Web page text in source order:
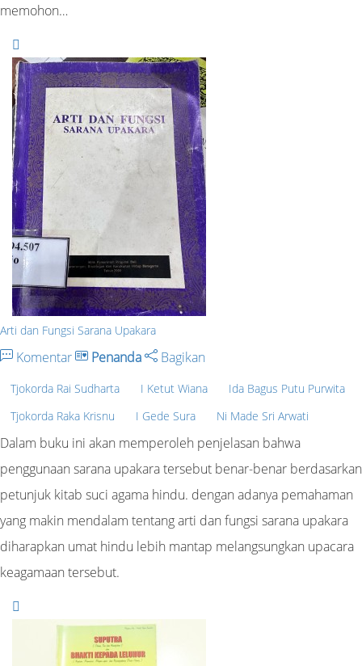
memohon…
Arti dan Fungsi Sarana Upakara
Komentar Penanda Bagikan
Tjokorda Rai Sudharta I Ketut Wiana
Ida Bagus Putu Purwita
Tjokorda Raka Krisnu
I Gede Sura Ni Made Sri Arwati
Dalam buku ini akan memperoleh penjelasan bahwa
penggunaan sarana upakara tersebut benar-benar berdasarkan
petunjuk kitab suci agama hindu. dengan adanya pemahaman
yang makin mendalam tentang arti dan fungsi sarana upakara
diharapkan umat hindu lebih mantap melangsungkan upacara
keagamaan tersebut.